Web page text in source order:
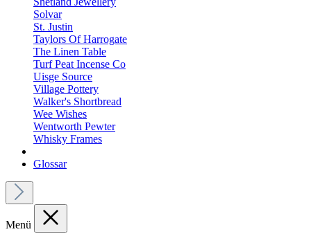
Solvar
St. Justin
Taylors Of Harrogate
The Linen Table
Turf Peat Incense Co
Uisge Source
Village Pottery
Walker's Shortbread
Wee Wishes
Wentworth Pewter
Whisky Frames
Glossar
Menü